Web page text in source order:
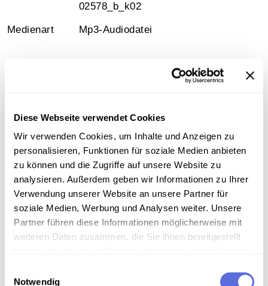
Diese Webseite verwendet Cookies
Wir verwenden Cookies, um Inhalte und Anzeigen zu
personalisieren, Funktionen für soziale Medien anbieten
zu können und die Zugriffe auf unsere Website zu
analysieren. Außerdem geben wir Informationen zu Ihrer
Verwendung unserer Website an unsere Partner für
soziale Medien, Werbung und Analysen weiter. Unsere
Partner führen diese Informationen möglicherweise mit
weiteren Daten zusammen, die Sie ihnen bereitgestellt
Notwendig
02578_b_k02
Medienart Mp3-Audiodatei
Inhalt
"Die Kino-Königin" (1913) Operette von Jean Gilbert,
Georg Okonkowski und Julius Freund
Sammlungsgeschichte
Sammlung Günther Schifter